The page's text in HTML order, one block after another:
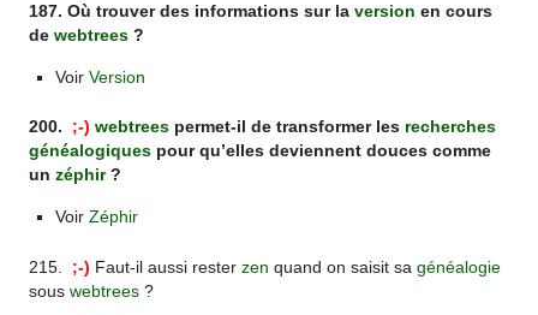
187. Où trouver des informations sur laversion en cours
dewebtrees ?
Voir Version
200. ;-) webtrees permet-il de transformer les recherches
généalogiques pour qu’elles deviennent douces comme
unzéphir?
Voir Zéphir
215. ;-) Faut-il aussi resterzen quand on saisit sagénéalogie
souswebtrees ?